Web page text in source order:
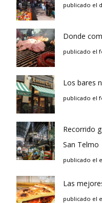
publicado el
Donde
publicado el
Los bares
publicado el
Recorrido
San Telmo
publicado el
Las
publicado el